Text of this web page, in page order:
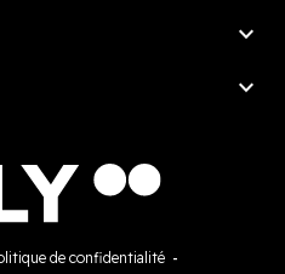


de confidentialité -